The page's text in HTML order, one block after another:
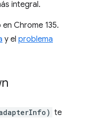
integral.
Chrome 135.
y el problema
te